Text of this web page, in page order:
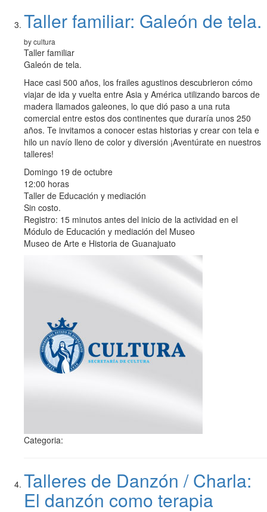
Taller familiar: Galeón de tela.
by cultura
Taller familiar
Galeón de tela.
Hace casi 500 años, los frailes agustinos descubrieron cómo
viajar de ida y vuelta entre Asia y América utilizando barcos de
madera llamados galeones, lo que dió paso a una ruta
comercial entre estos dos continentes que duraría unos 250
años. Te invitamos a conocer estas historias y crear con tela e
hilo un navío lleno de color y diversión ¡Aventúrate en nuestros
talleres!
Domingo 19 de octubre
12:00 horas
Taller de Educación y mediación
Sin costo.
Registro: 15 minutos antes del inicio de la actividad en el
Módulo de Educación y mediación del Museo
Museo de Arte e Historia de Guanajuato
Categoria:
Talleres de Danzón / Charla:
El danzón como terapia